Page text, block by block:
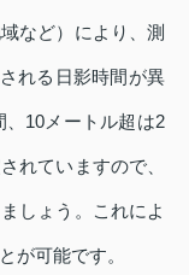
など）により、測
れる日影時間が異
、10メートル超は2
れていますので、
しょう。これによ
が可能です。